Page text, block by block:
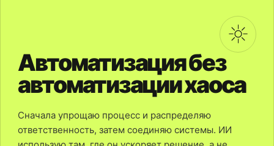
Автоматизация без
автоматизации хаоса
Сначала упрощаю процесс и распределяю
ответственность, затем соединяю системы. ИИ